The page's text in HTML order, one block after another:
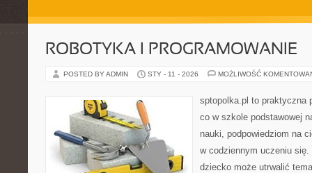
ROBOTYKA I PROGRAMOWANIE
POSTED BY ADMIN STY - 11 - 2026 MOŻLIWOŚĆ
sptopolka.pl to praktyczna
co w szkole podstawowej
nauki, podpowiedziom na
w codziennym uczeniu
dziecko może utrwalić